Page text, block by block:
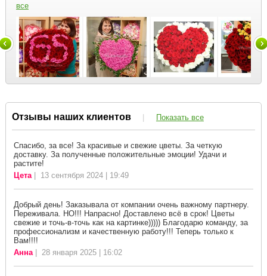
все
Отзывы наших клиентов | Показать все
Спасибо, за все! За красивые и свежие цветы. За четкую
доставку. За полученные положительные эмоции! Удачи и
растите!
Цета| 13 сентября 2024 | 19:49
Добрый день! Заказывала от компании очень важному партнеру.
Переживала. НО!!! Напрасно! Доставлено всё в срок! Цветы
свежие и точь-в-точь как на картинке))))) Благодарю команду, за
профессионализм и качественную работу!!! Теперь только к
Вам!!!!
Анна| 28 января 2025 | 16:02